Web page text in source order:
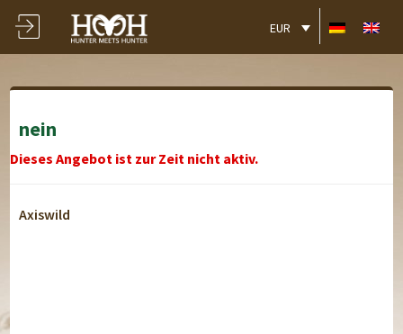
EUR
nein
Dieses Angebot ist zur Zeit nicht aktiv.
Axiswild